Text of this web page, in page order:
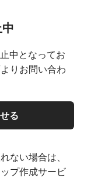
中となってお
りお問い合わ
る
ない場合は、
プ作成サービ